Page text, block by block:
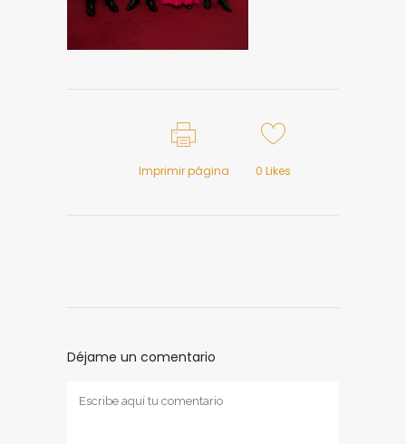
Imprimir página 0 Likes
Déjame un comentario